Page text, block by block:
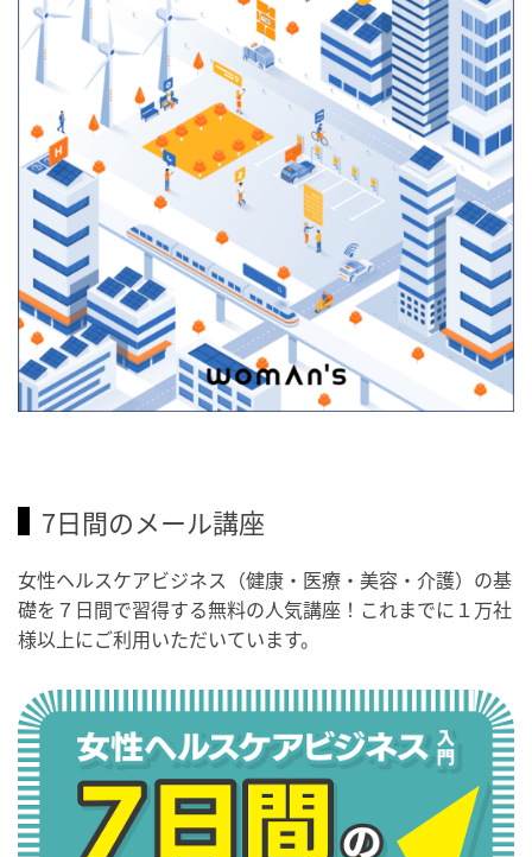
7日間のメール講座
女性ヘルスケアビジネス（健康・医療・美容・介護）の基
礎を７日間で習得する無料の人気講座！これまでに１万社
様以上にご利用いただいています。